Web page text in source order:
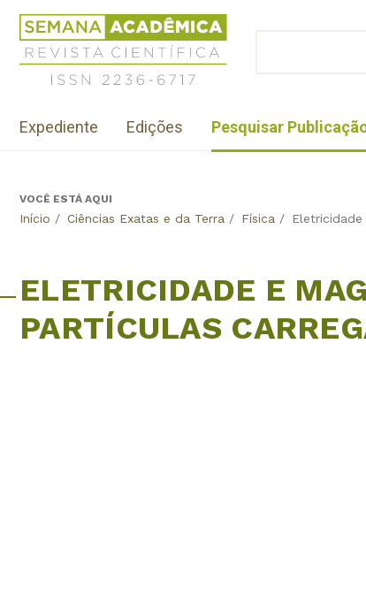
Jump
navigation
Revista
Científica
Semana
Acadêmica
2236-
Menu
institutional
Expediente Edições Pesquisar
BackVOCÊ ESTÁ AQUI
Início / Ciências Exatas e da Terra / Física /
ELETRICIDADE E
PARTÍCULAS